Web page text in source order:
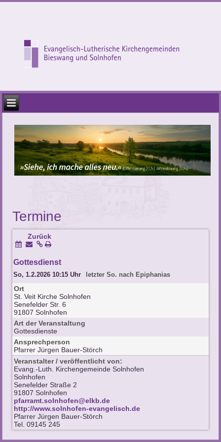
Termine
Zurück
Gottesdienst
So, 1.2.2026 10:15 Uhr letzter So. nach Epiphanias
Ort
St. Veit Kirche Solnhofen
Senefelder Str. 6
91807 Solnhofen
Art der Veranstaltung
Gottesdienste
Ansprechperson
Pfarrer Jürgen Bauer-Störch
Veranstalter / veröffentlicht von:
Evang.-Luth. Kirchengemeinde Solnhofen
Solnhofen
Senefelder Straße 2
91807 Solnhofen
pfarramt.solnhofen@elkb.de
http://www.solnhofen-evangelisch.de
Pfarrer Jürgen Bauer-Störch
Tel. 09145 245